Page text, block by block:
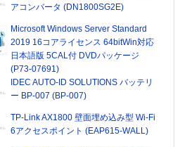
アコンバータ (DN1800SG2E)
Microsoft Windows Server Standard
2019 16コアライセンス 64bitWin対応
日本語版 5CAL付 DVDパッケージ
(P73-07691)
IDEC AUTO-ID SOLUTIONS バッテリ
ー BP-007 (BP-007)
TP-Link AX1800 壁面埋め込み型 Wi-Fi
6アクセスポイント (EAP615-WALL)